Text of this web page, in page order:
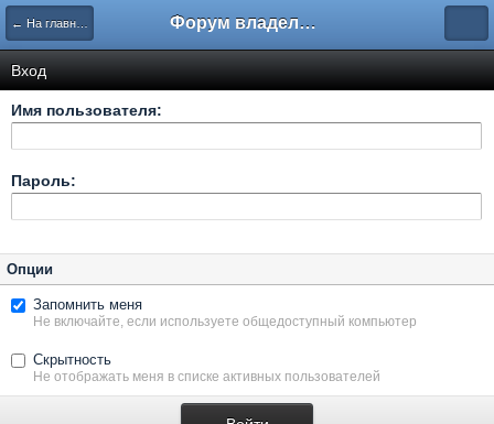
← На главную Форум владельцев интернет-магазинов
Вход
Имя пользователя:
Пароль:
Опции
Запомнить меня
Не включайте, если используете общедоступный компьютер
Скрытность
Не отображать меня в списке активных пользователей